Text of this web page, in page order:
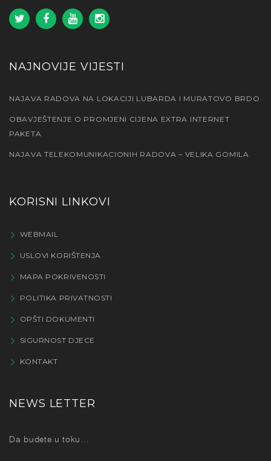
NAJNOVIJE VIJESTI
NAJAVA RADOVA NA LOKACIJI LUBARDA I MURATOVO BRDO
OBAVJEŠTENJE O PROMJENI CIJENA EXTRA INTERNET
PAKETA
NAJAVA TELEKOMUNIKACIONIH RADOVA – VELIKA GOMILA
KORISNI LINKOVI
WEBMAIL
USLOVI KORIŠTENJA
MAPA POKRIVENOSTI
POLITIKA PRIVATNOSTI
OPŠTI DOKUMENTI
SIGURNOST DJECE
KONTAKT
NEWS LETTER
Da budete u toku...